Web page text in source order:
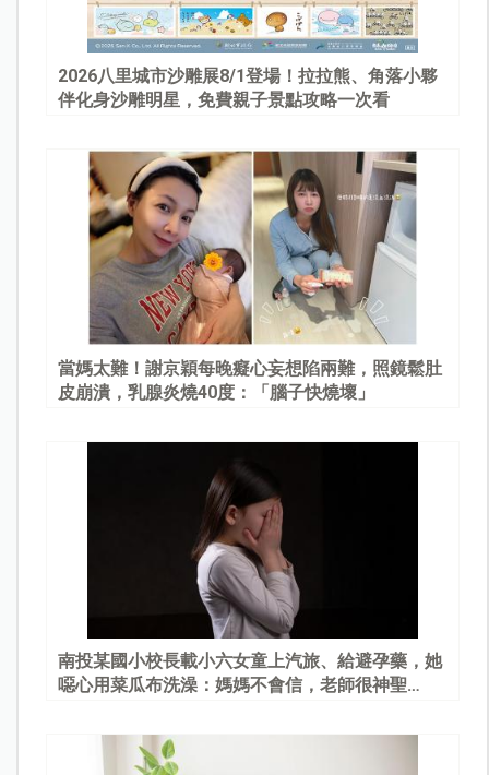
2026八里城市沙雕展8/1登場！拉拉熊、角落小夥
伴化身沙雕明星，免費親子景點攻略一次看
當媽太難！謝京穎每晚癡心妄想陷兩難，照鏡鬆肚
皮崩潰，乳腺炎燒40度：「腦子快燒壞」
南投某國小校長載小六女童上汽旅、給避孕藥，她
噁心用菜瓜布洗澡：媽媽不會信，老師很神聖…